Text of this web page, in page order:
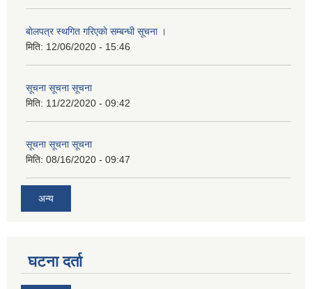
बाेलपत्र स्थगित गरिएकाे सम्बन्धी सूचना ।
मिति: 12/06/2020 - 15:46
सूचना सूचना सूचना
मिति: 11/22/2020 - 09:42
सूचना सूचना सूचना
मिति: 08/16/2020 - 09:47
अन्य
घटना दर्ता